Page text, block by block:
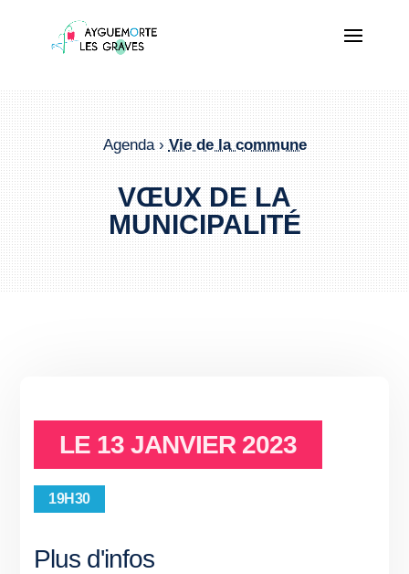
Agenda ›Vie de la commune
VŒUX DE LA
MUNICIPALITÉ
LE 13 JANVIER 2023
19H30
Plus d'infos